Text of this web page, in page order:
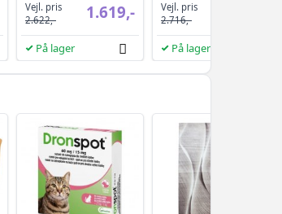
Vejl. pris
2.622,-
1.619,-
På lager
Vejl. pris
2.716,-
På lager